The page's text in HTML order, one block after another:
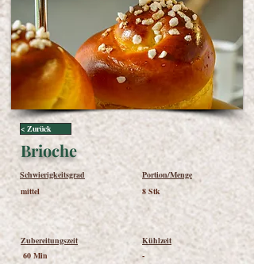
< Zurück
Brioche
Schwierigkeitsgrad
mittel
Zubereitungszeit
60 Min
Portion/Menge
8 Stk
Kühlzeit
-